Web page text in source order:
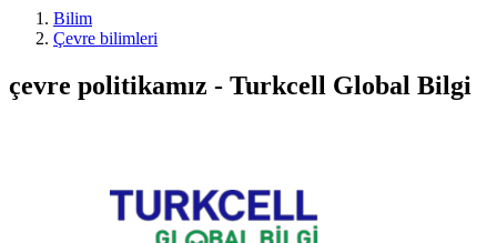
Bilim
Çevre bilimleri
çevre politikamız - Turkcell Global Bilgi